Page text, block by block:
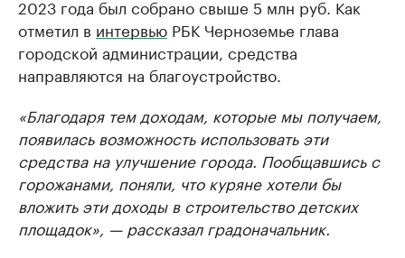
2023 года был собрано свыше 5 млн руб. Как
отметил в интервью РБК Черноземье глава
городской администрации, средства
направляются на благоустройство.
«Благодаря тем доходам, которые мы получаем,
появилась возможность использовать эти
средства на улучшение города. Пообщавшись с
горожанами, поняли, что куряне хотели бы
вложить эти доходы в строительство детских
площадок», — рассказал градоначальник.